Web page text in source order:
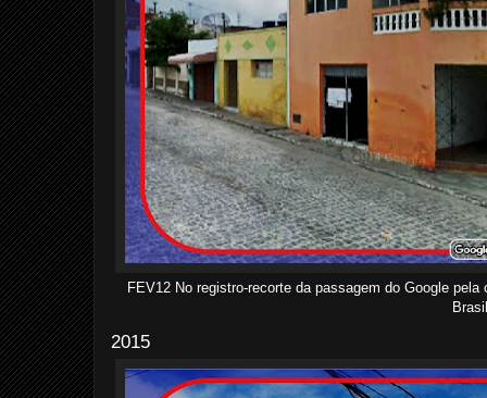
FEV12 No registro-recorte da passagem do Google
2015